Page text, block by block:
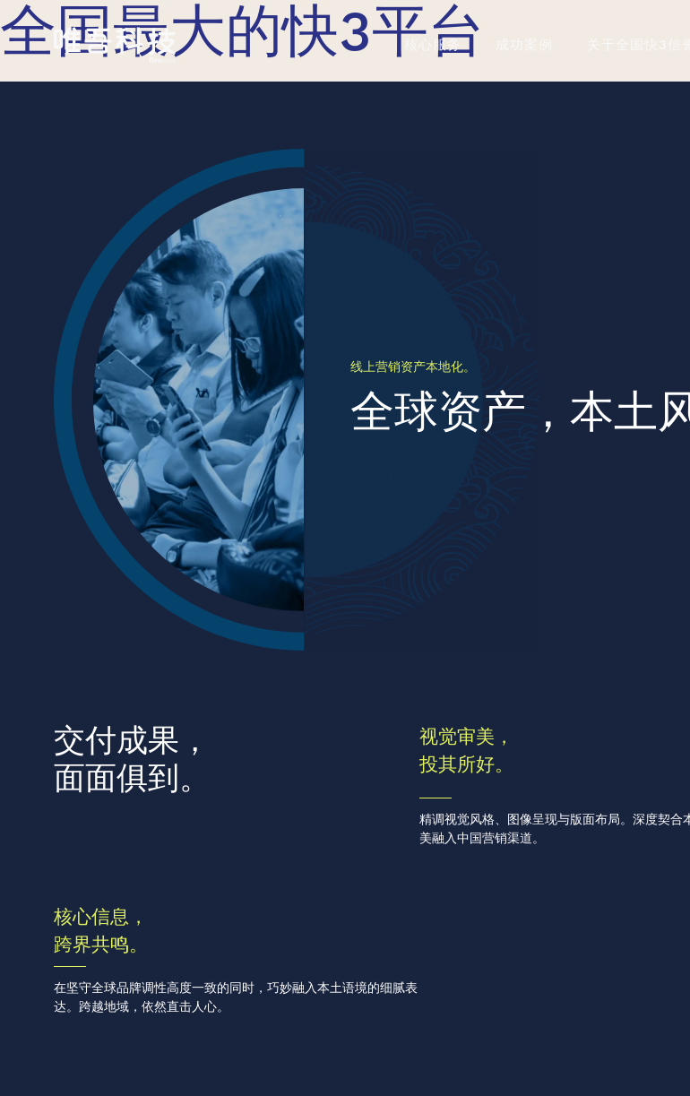
全国最大的快3平台
核心服务
创意无界，臻于至美
始于 2007 年
线上营销资产本地化。
全球资产，本土
交付成果，
面面俱到。
视觉审美，
投其所好。
精调视觉风格、图像呈现与版面布局。深度契合
美融入中国营销渠道。
核心信息，
跨界共鸣。
在坚守全球品牌调性高度一致的同时，巧妙融入本土语境的细腻表
达。跨越地域，依然直击人心。